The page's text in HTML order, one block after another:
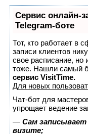
Сервис онлайн-
Telegram-боте
Тот, кто работает в
записи клиентов
свое расписание, но
тоже. Нашли самый
сервис VisitTime.
Для новых
Чат-бот для
упрощает ведение
— Сам
визите;